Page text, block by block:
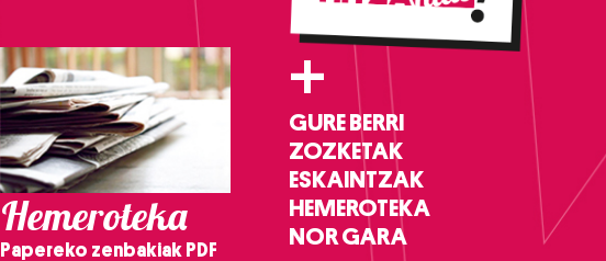
Hemeroteka
Papereko zenbakiak PDF
+
GURE BERRI
ZOZKETAK
ESKAINTZAK
HEMEROTEKA
NOR GARA